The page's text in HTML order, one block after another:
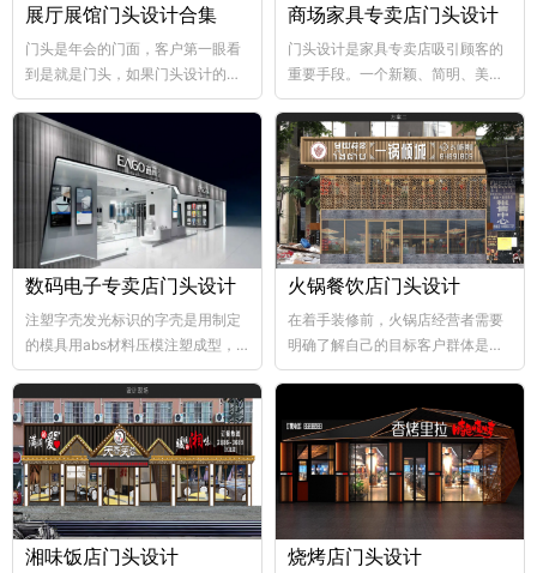
展厅展馆门头设计合集
门头是年会的门面，客户第一眼看
到是就是门头，如果门头设计的比
较好，那年会也向...
商场家具专卖店门头设计
门头设计是家具专卖店吸引顾客的
重要手段。一个新颖、简明、美观
大方的门...
数码电子专卖店门头设计
注塑字壳发光标识的字壳是用制定
的模具用abs材料压模注塑成型，
abs韧性好、不易破碎...
火锅餐饮店门头设计
在着手装修前，火锅店经营者需要
明确了解自己的目标客户群体是哪
个层次，这样...
湘味饭店门头设计 烧烤店门头设计